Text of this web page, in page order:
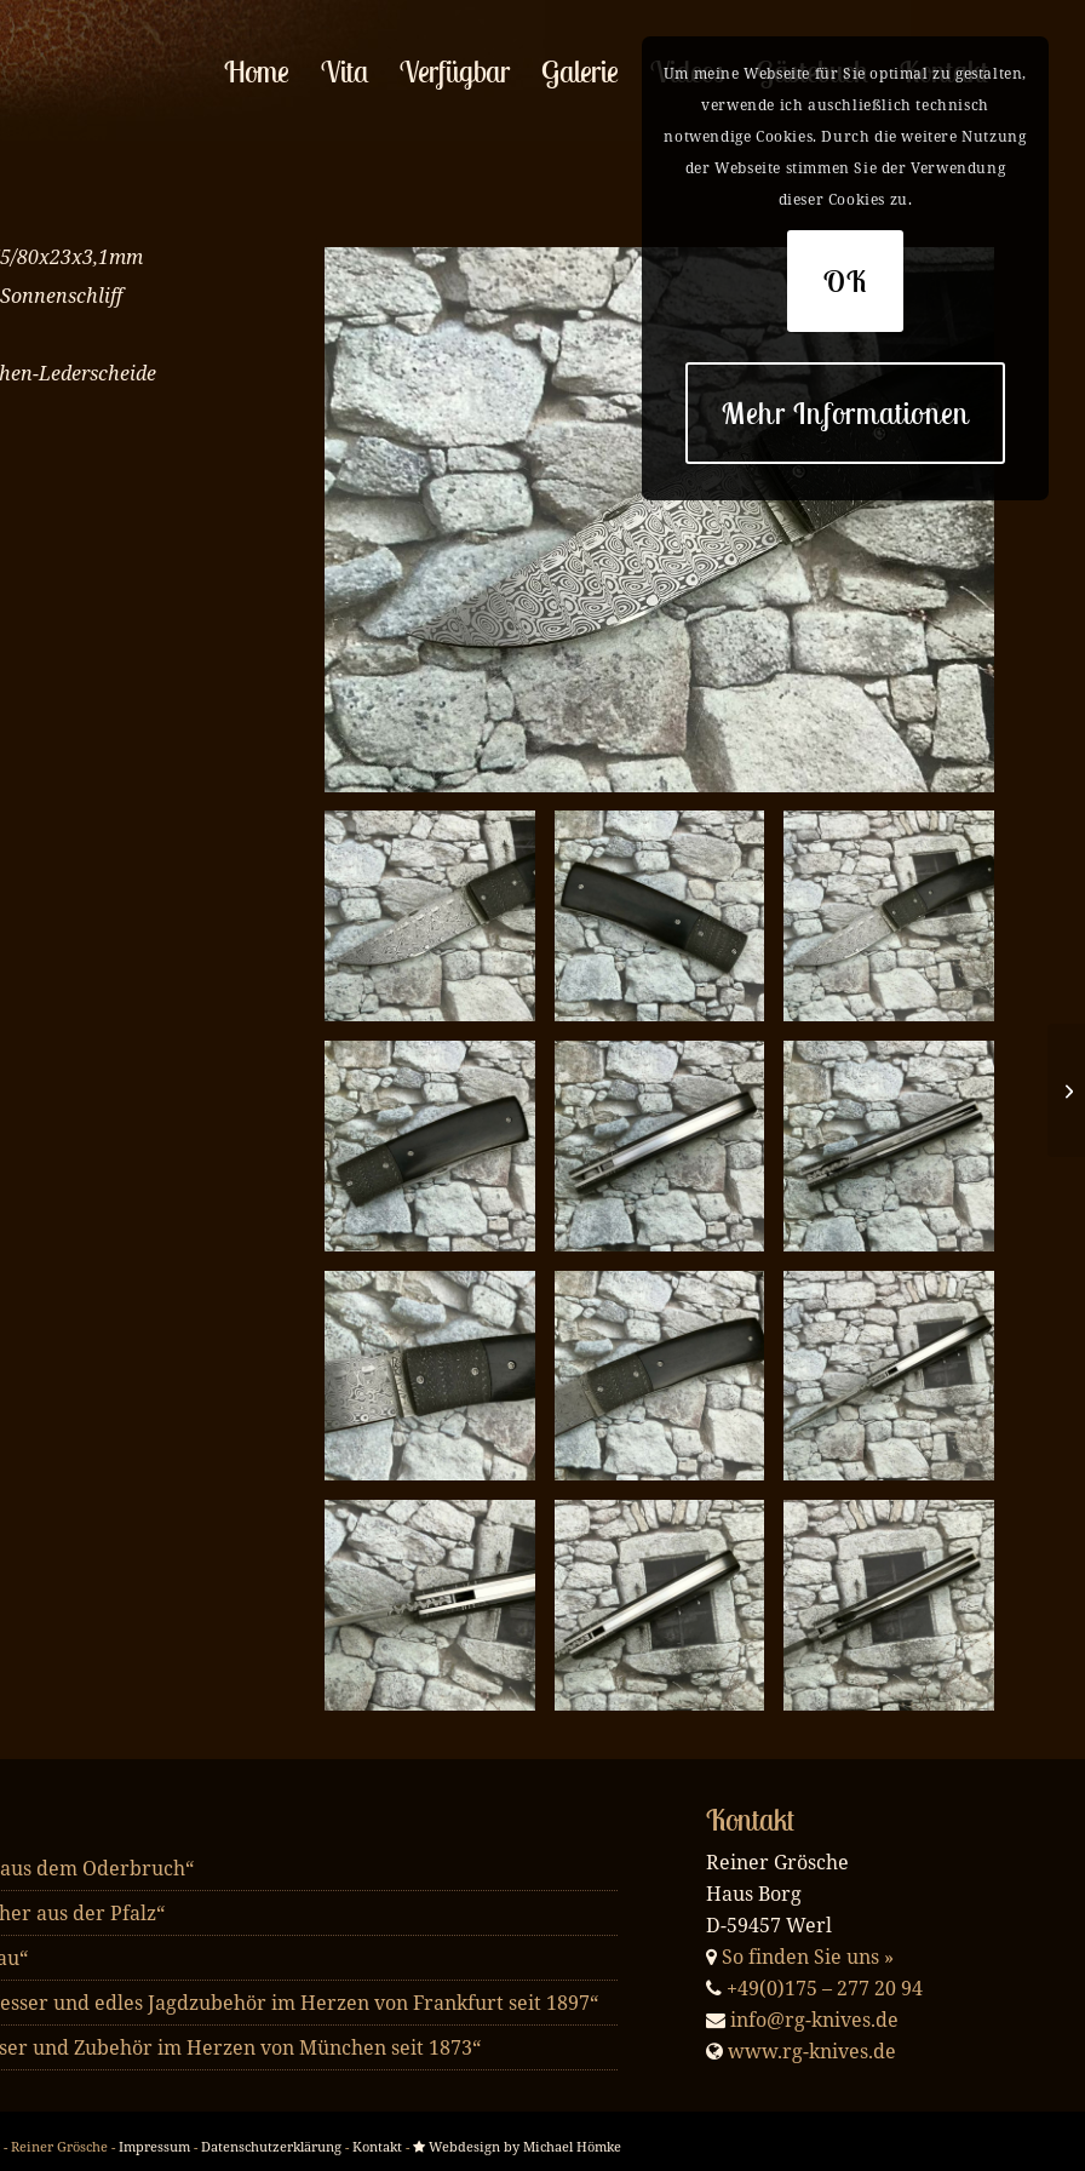
Home Vita Verfügbar Galerie Videos Gästebuch Kontakt
80x23x3,1mm
Lederscheide
dem Oderbruch“
aus der Pfalz“
und edles Jagdzubehör im Herzen von Frankfurt seit 1897“
und Zubehör im Herzen von München seit 1873“
Kontakt
Reiner Grösche
Haus Borg
D-59457 Werl
So finden Sie uns »
+49(0)175 – 277 20 94
info@rg-knives.de
www.rg-knives.de
Reiner Grösche -Impressum-Datenschutzerklärung-Kontakt- Webdesign by Michael Hömke
Um meine Webseite für Sie optimal zu gestalten,
verwende ich auschließlich technisch
notwendige Cookies. Durch die weitere Nutzung
der Webseite stimmen Sie der Verwendung
dieser Cookies zu.
OK
Mehr Informationen